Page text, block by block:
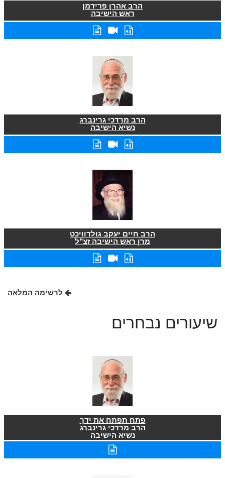
הרב אהרן פרידמן
ראש הישיבה
הרב מרדכי גרינברג
נשיא הישיבה
הרב חיים יעקב גולדוויכט
מרן ראש הישיבה זצ"ל
לרשימה המלאה
שיעורים נבחרים
פתח תפתח את ידך
הרב מרדכי גרינברג
נשיא הישיבה